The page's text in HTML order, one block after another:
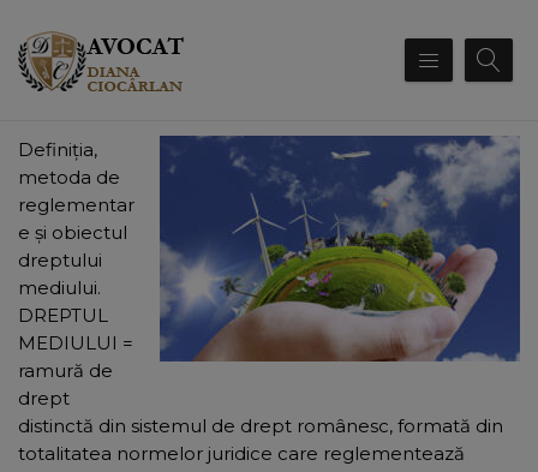
Definiţia,
metoda de
reglementar
e şi obiectul
dreptului
mediului.
DREPTUL
MEDIULUI =
ramură de
drept
distinctă din sistemul de drept românesc, formată din
totalitatea normelor juridice care reglementează